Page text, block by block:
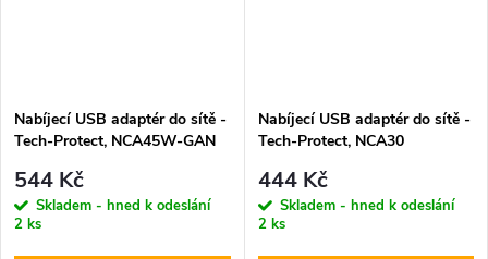
Nabíjecí USB adaptér do sítě -
Tech-Protect, NCA45W-GAN
C kabel
544 Kč
Skladem - hned k odeslání
2 ks
Nabíjecí USB adaptér do sítě -
Tech-Protect, NCA30
444 Kč
Skladem - hned k odeslání
2 ks